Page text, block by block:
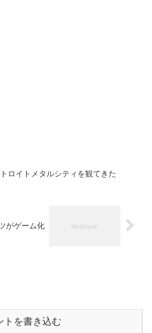
ロイトメタルシティを観てきた
がゲーム化
トを書き込む